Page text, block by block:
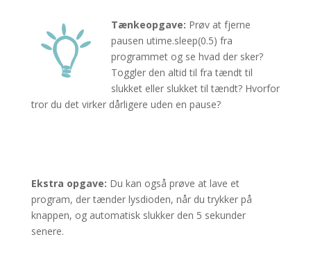
Tænkeopgave: Prøv at fjerne
pausen utime.sleep(0.5) fra
programmet og se hvad der sker?
Toggler den altid til fra tændt til
slukket eller slukket til tændt? Hvorfor
tror du det virker dårligere uden en pause?
Ekstra opgave: Du kan også prøve at lave et
program, der tænder lysdioden, når du trykker på
knappen, og automatisk slukker den 5 sekunder
senere.